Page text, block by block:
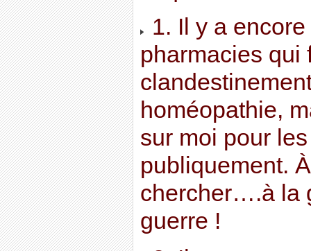
1. Il y a
pharmacies qui
homéopathie,
sur moi pour
publiquement.
chercher….à la
guerre !